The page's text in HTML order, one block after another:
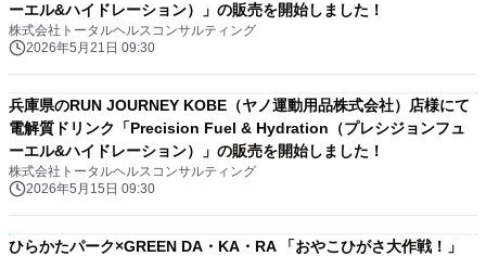
ーエル&ハイドレーション）」の販売を開始しました！
株式会社トータルヘルスコンサルティング
2026年5月21日 09:30
兵庫県のRUN JOURNEY KOBE（ヤノ運動用品株式会社）店様にて
電解質ドリンク「Precision Fuel & Hydration（プレシジョンフュ
ーエル&ハイドレーション）」の販売を開始しました！
株式会社トータルヘルスコンサルティング
2026年5月15日 09:30
ひらかたパーク×GREEN DA・KA・RA 「おやこひがさ大作戦！」